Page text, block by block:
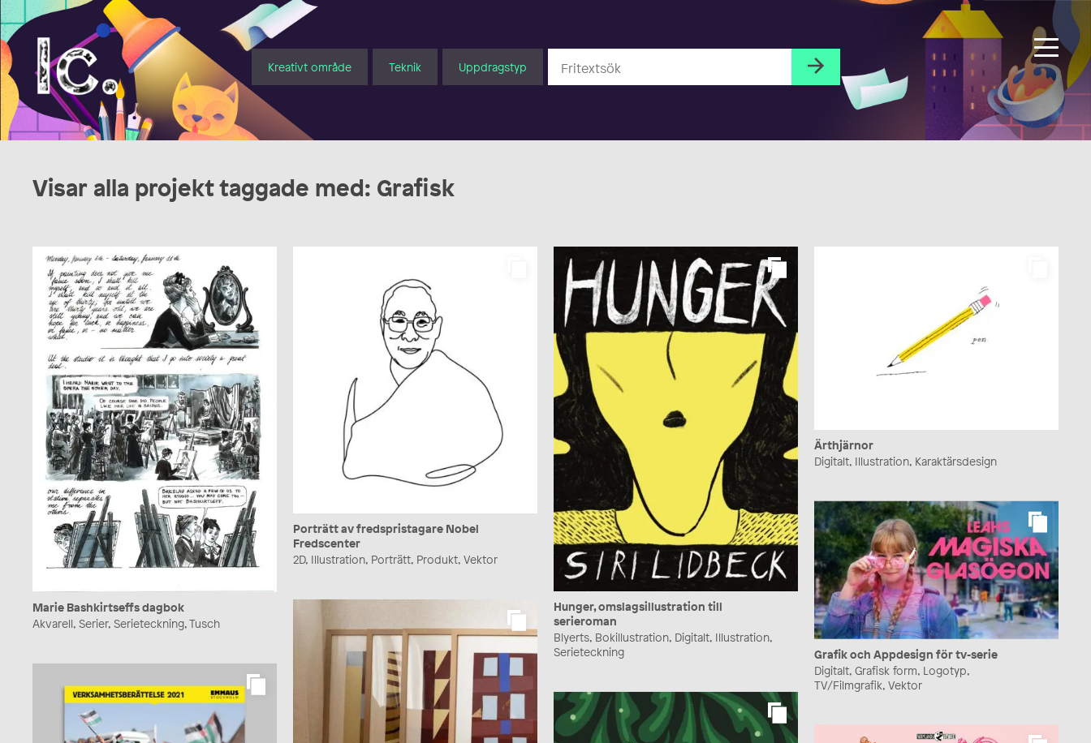
Illustratörcentrum
Kreativt område Teknik Uppdragstyp
Visar alla projekt taggade med: Grafisk
Marie Bashkirtseffs dagbok
Akvarell, Serier, Serieteckning, Tusch
Porträtt av fredspristagare Nobel
Fredscenter
2D, Illustration, Porträtt, Produkt, Vektor
Hunger, omslagsillustration till
serieroman
Blyerts, Bokillustration, Digitalt, Illustration,
Serieteckning
Ärthjärnor
Digitalt, Illustration, Karaktärsdesign
Grafik och Appdesign för tv-serie
Digitalt, Grafisk form, Logotyp,
TV/Filmgrafik, Vektor